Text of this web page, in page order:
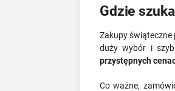
Gdzie
Zakupy świąteczne
duży wybór i
przystępnych
Co ważne,